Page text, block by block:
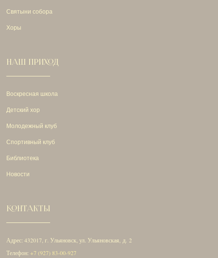
Святыни собора
Хоры
НАШ ПРИХОД
Воскресная школа
Детский хор
Молодежный клуб
Спортивный клуб
Библиотека
Новости
КОНТАКТЫ
Адрес: 432017, г. Ульяновск, ул. Ульяновская, д. 2
Телефон:+7 (927) 83-00-927